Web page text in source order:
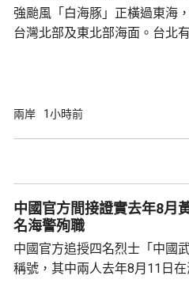
強颱風「白海豚」正橫過東海
台灣北部及東北部海面。台北
的強度將減弱，暴風圈亦有縮
兩岸 1小時前
中國官方間接證實去年8月黃
名海警殉職
中國官方追授四名烈士「中國
稱號，其中兩人去年8月11日在